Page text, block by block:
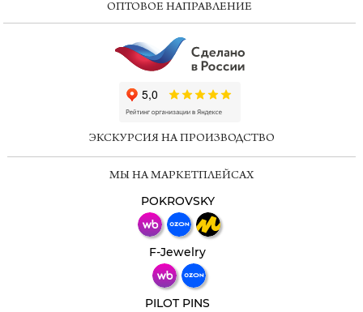
ОПТОВОЕ НАПРАВЛЕНИЕ
ЭКСКУРСИЯ НА ПРОИЗВОДСТВО
МЫ НА МАРКЕТПЛЕЙСАХ
POKROVSKY
F-Jewelry
PILOT PINS